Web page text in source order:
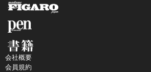
会社概要
会員規約